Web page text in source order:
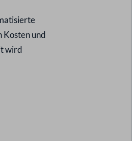
Kosten und
wird